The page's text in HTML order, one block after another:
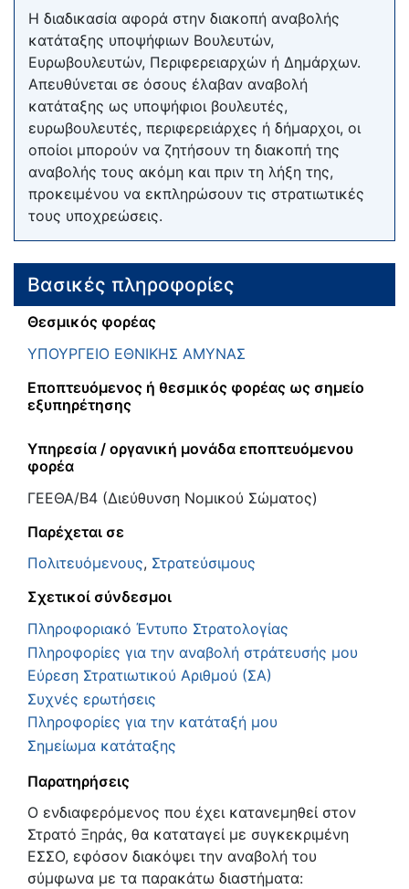
Η διαδικασία αφορά στην διακοπή αναβολής
κατάταξης υποψήφιων Βουλευτών,
Ευρωβουλευτών, Περιφερειαρχών ή Δημάρχων.
Απευθύνεται σε όσους έλαβαν αναβολή
κατάταξης ως υποψήφιοι βουλευτές,
ευρωβουλευτές, περιφερειάρχες ή δήμαρχοι, οι
οποίοι μπορούν να ζητήσουν τη διακοπή της
αναβολής τους ακόμη και πριν τη λήξη της,
προκειμένου να εκπληρώσουν τις στρατιωτικές
τους υποχρεώσεις.
Βασικές πληροφορίες
Θεσμικός φορέας
ΥΠΟΥΡΓΕΙΟ ΕΘΝΙΚΗΣ ΑΜΥΝΑΣ
Εποπτευόμενος ή θεσμικός φορέας ως σημείο
εξυπηρέτησης
Υπηρεσία / οργανική μονάδα εποπτευόμενου
φορέα
ΓΕΕΘΑ/Β4 (Διεύθυνση Νομικού Σώματος)
Παρέχεται σε
Πολιτευόμενους, Στρατεύσιμους
Σχετικοί σύνδεσμοι
Πληροφοριακό Έντυπο Στρατολογίας
Πληροφορίες για την αναβολή στράτευσής μου
Εύρεση Στρατιωτικού Αριθμού (ΣΑ)
Συχνές ερωτήσεις
Πληροφορίες για την κατάταξή μου
Σημείωμα κατάταξης
Παρατηρήσεις
Ο ενδιαφερόμενος που έχει κατανεμηθεί στον
Στρατό Ξηράς, θα καταταγεί με συγκεκριμένη
ΕΣΣΟ, εφόσον διακόψει την αναβολή του
σύμφωνα με τα παρακάτω διαστήματα: